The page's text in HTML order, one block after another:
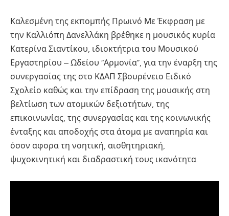
Καλεσμένη της εκπομπής Πρωινό Με Έκφραση με
την Καλλιόπη Δανελλάκη βρέθηκε η μουσικός κυρία
Κατερίνα Σιαντίκου, ιδιοκτήτρια του Μουσικού
Εργαστηρίου – Ωδείου “Αρμονία”, για την έναρξη της
συνεργασίας της στο ΚΔΑΠ Σβουρένειο Ειδικό
Σχολείο καθώς και την επίδραση της μουσικής στη
βελτίωση των ατομικών δεξιοτήτων, της
επικοινωνίας, της συνεργασίας και της κοινωνικής
ένταξης και αποδοχής στα άτομα με αναπηρία και
όσον αφορα τη νοητική, αισθητηριακή,
ψυχοκινητική και διαδραστική τους ικανότητα.